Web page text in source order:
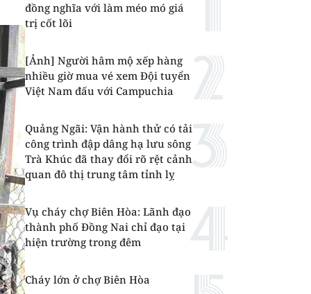
đồng nghĩa với làm méo mó giá
trị cốt lõi
[Ảnh] Người hâm mộ xếp hàng
nhiều giờ mua vé xem Đội tuyển
Việt Nam đấu với Campuchia
Quảng Ngãi: Vận hành thử có tải
công trình đập dâng hạ lưu sông
Trà Khúc đã thay đổi rõ rệt cảnh
quan đô thị trung tâm tỉnh lỵ
Vụ cháy chợ Biên Hòa: Lãnh đạo
thành phố Đồng Nai chỉ đạo tại
hiện trường trong đêm
Cháy lớn ở chợ Biên Hòa